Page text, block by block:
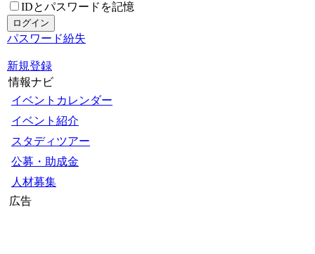
IDとパスワードを記憶
パスワード紛失
新規登録
情報ナビ
イベントカレンダー
イベント紹介
スタディツアー
公募・助成金
人材募集
広告